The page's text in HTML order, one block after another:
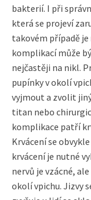
bakterií. I při
která se projeví
takovém případě je
komplikací může
nejčastěji na nikl.
pupínky v okolí
vyjmout a zvolit
titan nebo
komplikace patří
Krvácení se
krvácení je nutné
nervů je vzácné,
okolí vpichu. Jizvy